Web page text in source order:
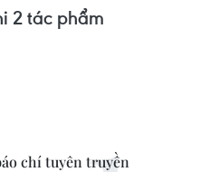
2 tác phẩm
chí tuyên truyền